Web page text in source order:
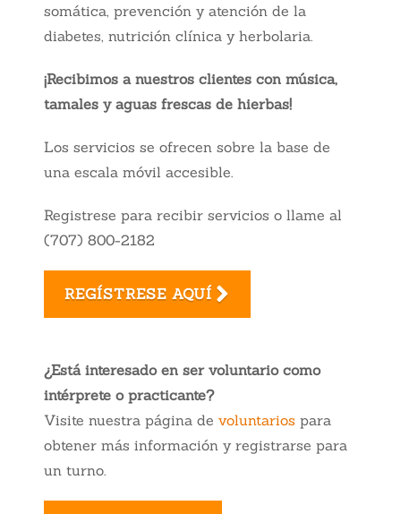
somática, prevención y atención de la
diabetes, nutrición clínica y herbolaria.
¡Recibimos a nuestros clientes con música,
tamales y aguas frescas de hierbas!
Los servicios se ofrecen sobre la base de
una escala móvil accesible.
Registrese para recibir servicios o llame al
(707) 800-2182
REGÍSTRESE AQUÍ
¿Está interesado en ser voluntario como
intérprete o practicante?
Visite nuestra página de voluntarios para
obtener más información y registrarse para
un turno.